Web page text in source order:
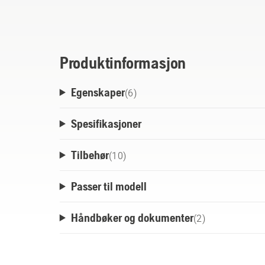
Produktinformasjon
Egenskaper(6)
Spesifikasjoner
Tilbehør(10)
Passer til modell
Håndbøker og dokumenter(2)